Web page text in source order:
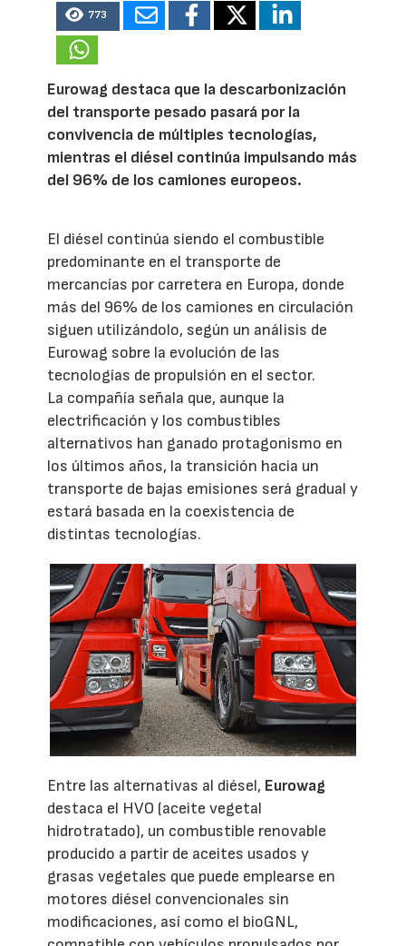
773
Eurowag destaca que la descarbonización
del transporte pesado pasará por la
convivencia de múltiples tecnologías,
mientras el diésel continúa impulsando más
del 96% de los camiones europeos.
El diésel continúa siendo el combustible
predominante en el transporte de
mercancías por carretera en Europa, donde
más del 96% de los camiones en circulación
siguen utilizándolo, según un análisis de
Eurowag sobre la evolución de las
tecnologías de propulsión en el sector.
La compañía señala que, aunque la
electrificación y los combustibles
alternativos han ganado protagonismo en
los últimos años, la transición hacia un
transporte de bajas emisiones será gradual y
estará basada en la coexistencia de
distintas tecnologías.
Entre las alternativas al diésel, Eurowag
destaca el HVO (aceite vegetal
hidrotratado), un combustible renovable
producido a partir de aceites usados y
grasas vegetales que puede emplearse en
motores diésel convencionales sin
modificaciones, así como el bioGNL,